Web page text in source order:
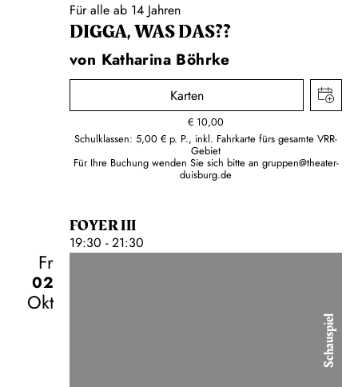
Für alle ab 14 Jahren
DIGGA, WAS DAS??
von Katharina Böhrke
Karten
€ 10,00
Schulklassen: 5,00 € p. P., inkl. Fahrkarte fürs gesamte VRR-
Gebiet
Für Ihre Buchung wenden Sie sich bitte an gruppen@theater-
duisburg.de
FOYER III
19:30 - 21:30
Fr
02
Okt
Schauspiel